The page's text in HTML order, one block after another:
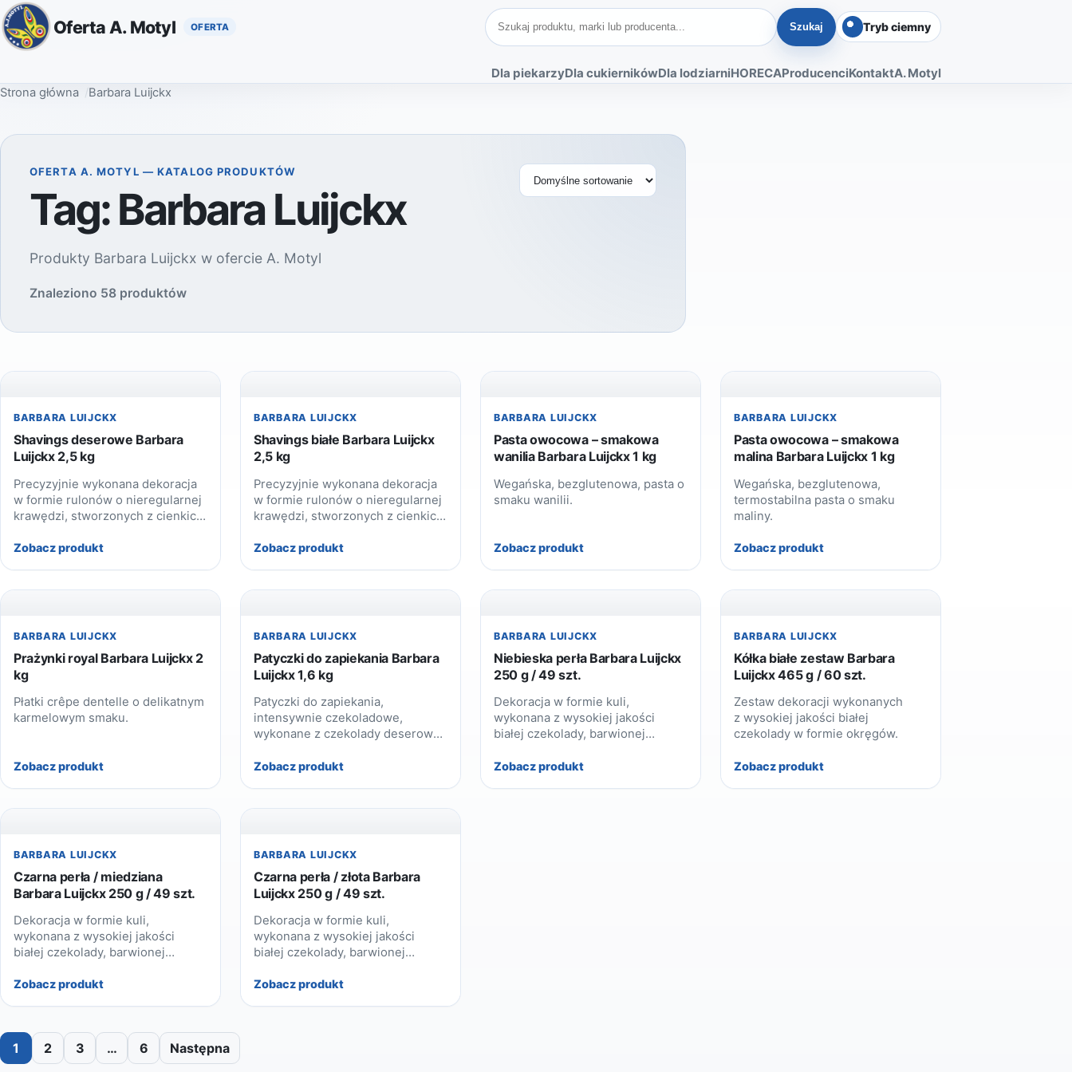
Oferta A. Motyl Szukaj produktów
Szukaj Tryb ciemny
Dla piekarzyDla cukiernikówDla lodziarniHORECAProducenciKontaktA. Motyl
Strona główna Barbara Luijckx
OFERTA A. MOTYL — KATALOG PRODUKTÓW
Tag:Barbara Luijckx
Produkty Barbara Luijckx w ofercie A. Motyl
Znaleziono 58 produktów
Sortuj produkty
BARBARA LUIJCKX
Shavings deserowe Barbara
Luijckx 2,5 kg
Precyzyjnie wykonana dekoracja
w formie rulonów o nieregularnej
krawędzi, stworzonych z cienkich
czekolady.
Zobacz produkt
BARBARA LUIJCKX
Shavings białe Barbara Luijckx
2,5 kg
Precyzyjnie wykonana dekoracja
w formie rulonów o nieregularnej
krawędzi, stworzonych z cienkich
czekolady.
Zobacz produkt
BARBARA LUIJCKX
Pasta owocowa – smakowa
wanilia Barbara Luijckx 1 kg
Wegańska, bezglutenowa, pasta o
smaku wanilii.
Zobacz produkt
BARBARA LUIJCKX
Pasta owocowa – smakowa
malina Barbara Luijckx 1 kg
Wegańska, bezglutenowa,
termostabilna pasta o smaku
maliny.
Zobacz produkt
BARBARA LUIJCKX
Prażynki royal Barbara Luijckx 2
kg
Płatki crêpe dentelle o delikatnym
karmelowym smaku.
Zobacz produkt
BARBARA LUIJCKX
Patyczki do zapiekania Barbara
Luijckx 1,6 kg
Patyczki do zapiekania,
intensywnie czekoladowe,
wykonane z czekolady deserowej
kakaowego.
Zobacz produkt
BARBARA LUIJCKX
Niebieska perła Barbara Luijckx
250 g / 49 szt.
Dekoracja w formie kuli,
wykonana z wysokiej jakości
białej czekolady, barwionej
Zobacz produkt
BARBARA LUIJCKX
Kółka białe zestaw Barbara
Luijckx 465 g / 60 szt.
Zestaw dekoracji wykonanych
z wysokiej jakości białej
czekolady w formie okręgów.
Zobacz produkt
BARBARA LUIJCKX
Czarna perła / miedziana
Barbara Luijckx 250 g / 49 szt.
Dekoracja w formie kuli,
wykonana z wysokiej jakości
białej czekolady, barwionej
Zobacz produkt
BARBARA LUIJCKX
Czarna perła / złota Barbara
Luijckx 250 g / 49 szt.
Dekoracja w formie kuli,
wykonana z wysokiej jakości
białej czekolady, barwionej
Zobacz produkt
1 2 3 … 6 Następna